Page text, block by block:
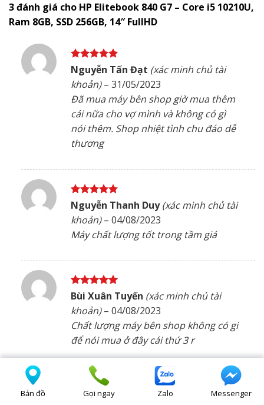
3 đánh giá cho HP Elitebook 840 G7 – Core i5 10210U,
Ram 8GB, SSD 256GB, 14″ FullHD
Được xếp
hạng5 5
sao
Nguyễn Tấn Đạt (xác minh chủ tài
khoản) – 31/05/2023
Đã mua máy bên shop giờ mua thêm
cái nữa cho vợ mình và không có gì
nói thêm. Shop nhiệt tình chu đáo dễ
thương
Được xếp
hạng5 5
sao
Nguyễn Thanh Duy(xác minh chủ tài
khoản) – 04/08/2023
Máy chất lượng tốt trong tầm giá
Được xếp
sao
Bùi Xuân Tuyến (xác minh chủ tài
khoản) – 04/08/2023
Chất lượng máy bên shop không có gi
để nói mua ở đây cái thứ 3 r
Bản đồ Gọi ngay Zalo Messenger